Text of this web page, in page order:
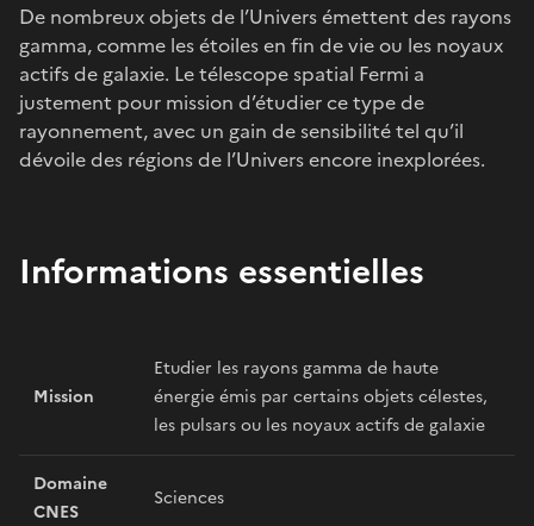
De nombreux objets de l’Univers émettent des rayons
gamma, comme les étoiles en fin de vie ou les noyaux
actifs de galaxie. Le télescope spatial Fermi a
justement pour mission d’étudier ce type de
rayonnement, avec un gain de sensibilité tel qu’il
dévoile des régions de l’Univers encore inexplorées.
Informations essentielles
Mission
Etudier les rayons gamma de haute
énergie émis par certains objets célestes,
les pulsars ou les noyaux actifs de galaxie
Domaine
CNES
Sciences